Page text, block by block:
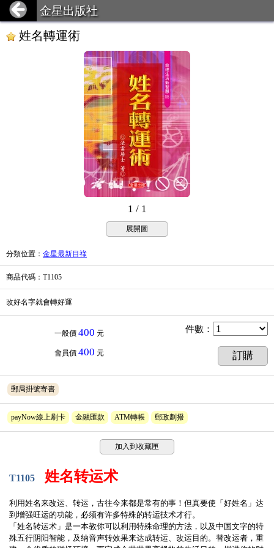
金星出版社
姓名轉運術
1 / 1
展開圖
分類位置 ： 金星最新目祿
商品代碼 ：T1105
改好名字就會轉好運
一般價 400 元
會員價 400 元
件數 ：
訂購
郵局掛號寄書
payNow線上刷卡 金融匯款 ATM轉帳 郵政劃撥
加入到收藏匣
T1105 姓名转运术
利用姓名来改运、转运，古往今来都是常有的事！但真要使「好姓名」达
到增强旺运的功能，必须有许多特殊的转运技术才行。
「姓名转运术」是一本教你可以利用特殊命理的方法，以及中国文字的特
殊五行阴阳智能，及纳音声转效果来达成转运、改运目的。替改运者，重